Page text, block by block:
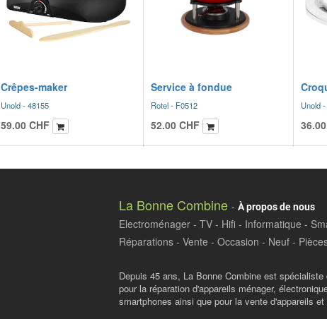
Crêpes-maker
Unold - 48155
59.00CHF
Service à fondue
Rotel - F0512
52.00CHF
Unold
36.00
La Bonne Combine - À propos de nous
Electroménager - TV - Hifi - Informatique -
Réparations - Vente - Occasion - Neuf -
Depuis 45 ans, La Bonne Combine est
pour la réparation d'appareils ménager,
smartphones ainsi que pour la vente d'appareils